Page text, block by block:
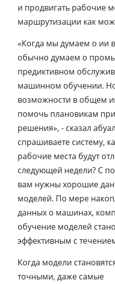
и продвигать рабочие
маршрутизации как
«Когда мы думаем о ии
обычно думаем о
предиктивном
машинном обучении.
возможности в общем
помочь плановикам
решения», - сказал
спрашиваете систему,
рабочие места будут
следующей недели? С
вам нужны хорошие
моделей. По мере
данных о машинах,
обучение моделей
эффективным с
Когда модели
точными, даже самые